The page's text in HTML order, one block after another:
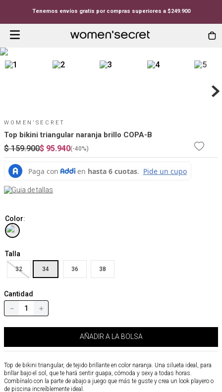
Tenemos envíos gratis por compras superiores a $249.900
WOMEN'SECRET
Top bikini triangular naranja brillo COPA-B
$ 159.900$ 95.940(-40%)
Guia de tallas
Color:
Talla
32 34 36 38
Cantidad
＋
－
AÑADIR A LA BOLSA
Top de bikini triangular, de tejido brillante en color naranja. Una silueta ideal, para
brillar bajo el sol, que te hará sentir guapa, cómoda y sexy a todas horas.
Combínalo con la parte de abajo a juego que más te guste y crea un look playero o
de piscina increíblemente ideal.